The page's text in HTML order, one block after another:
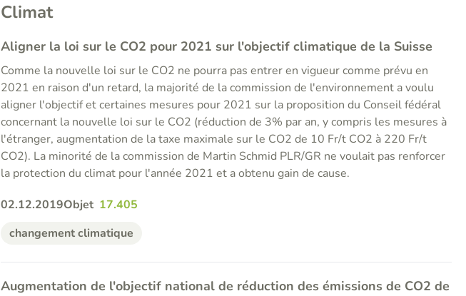
Climat
Aligner la loi sur le CO2 pour 2021 sur l'objectif climatique de la Suisse
Comme la nouvelle loi sur le CO2 ne pourra pas entrer en vigueur comme prévu en
2021 en raison d'un retard, la majorité de la commission de l'environnement a voulu
aligner l'objectif et certaines mesures pour 2021 sur la proposition du Conseil fédéral
concernant la nouvelle loi sur le CO2 (réduction de 3% par an, y compris les mesures à
l'étranger, augmentation de la taxe maximale sur le CO2 de 10 Fr/t CO2 à 220 Fr/t
CO2). La minorité de la commission de Martin Schmid PLR/GR ne voulait pas renforcer
la protection du climat pour l'année 2021 et a obtenu gain de cause.
02.12.2019Objet 17.405
changement climatique
Augmentation de l'objectif national de réduction des émissions de CO2 de